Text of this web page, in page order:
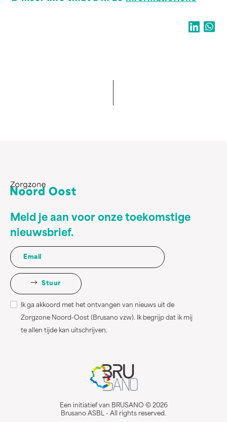
Meld je aan voor onze toekomstige
nieuwsbrief.
Stuur
Ik ga akkoord met het ontvangen van nieuws uit de
Zorgzone Noord-Oost (Brusano vzw). Ik begrijp dat ik mij
te allen tijde kan uitschrijven.
Een initiatief van BRUSANO © 2026
Brusano ASBL - All rights reserved.